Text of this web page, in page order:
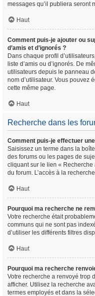
messages qu’il publiera seront
Haut
Comment puis-je ajouter ou
d’amis et d’ignorés ?
Dans chaque profil
liste d’amis ou d’ignorés. De
utilisateurs depuis le panneau
nom d’utilisateur. Vous pouvez
cette même page.
Haut
Recherche dans les
Comment puis-je effectuer
Saisissez un terme dans la
des forums ou les pages de
cliquant sur le lien «
du forum. L’accès à la
Haut
Pourquoi ma recherche ne
Votre recherche était
communs qui ne sont pas
d’utiliser les différents filtres
Haut
Pourquoi ma recherche
Votre recherche a renvoyé trop
afficher. Utilisez la recherche
termes employés et dans la